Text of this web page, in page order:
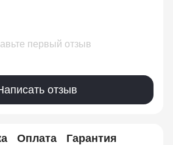
первый отзыв
отзыв
Оплата Гарантия